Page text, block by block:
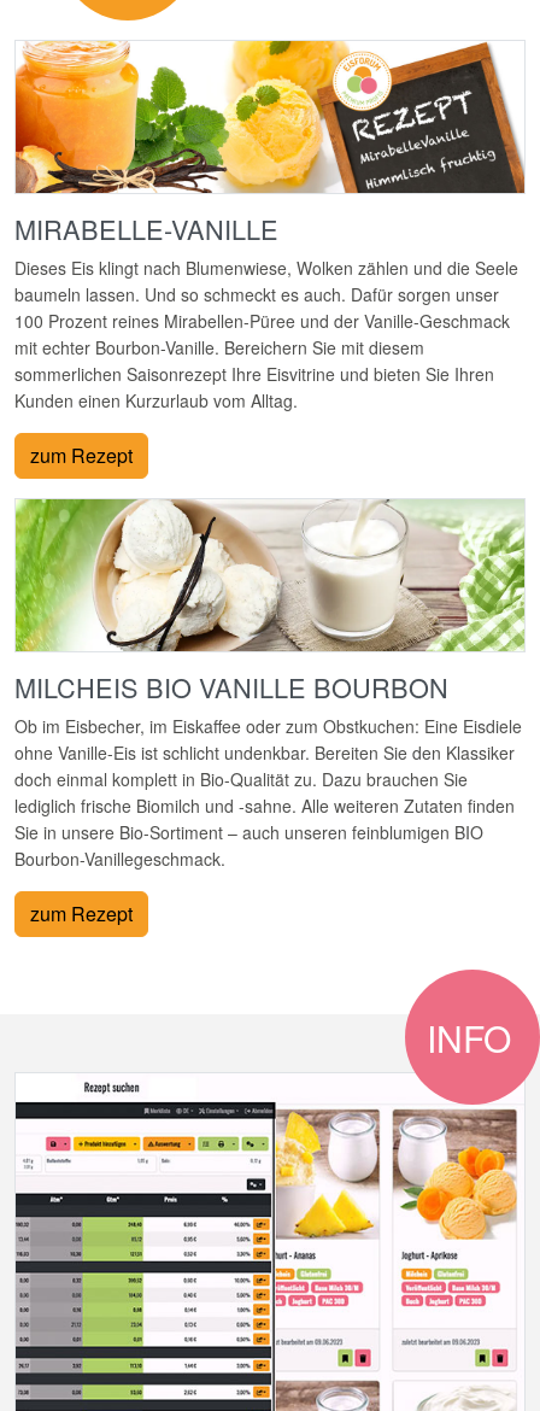
MIRABELLE-VANILLE
Dieses Eis klingt nach Blumenwiese, Wolken zählen und die Seele
baumeln lassen. Und so schmeckt es auch. Dafür sorgen unser
100 Prozent reines Mirabellen-Püree und der Vanille-Geschmack
mit echter Bourbon-Vanille. Bereichern Sie mit diesem
sommerlichen Saisonrezept Ihre Eisvitrine und bieten Sie Ihren
Kunden einen Kurzurlaub vom Alltag.
zum Rezept
MILCHEIS BIO VANILLE BOURBON
Ob im Eisbecher, im Eiskaffee oder zum Obstkuchen: Eine Eisdiele
ohne Vanille-Eis ist schlicht undenkbar. Bereiten Sie den Klassiker
doch einmal komplett in Bio-Qualität zu. Dazu brauchen Sie
lediglich frische Biomilch und -sahne. Alle weiteren Zutaten finden
Sie in unsere Bio-Sortiment – auch unseren feinblumigen BIO
Bourbon-Vanillegeschmack.
zum Rezept
INFO